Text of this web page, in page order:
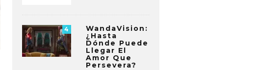
4
WandaVision:
¿Hasta
Dónde Puede
Llegar El
Amor Que
Persevera?